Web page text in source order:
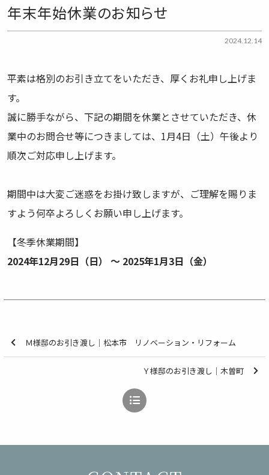
年末年始休業のお知らせ
2024.12.14
平素は格別のお引き立てをいただき、厚くお礼申し上げま
す。
誠に勝手ながら、下記の期間を休業とさせていただき、休
業中のお問合せ等につきましては、1月4日（土）午後より
順次ご対応申し上げます。
期間中は大変ご迷惑をお掛け致しますが、ご理解を賜りま
すよう何卒よろしくお願い申し上げます。
【冬季休業期間】
2024年12月29日（日） ～ 2025年1月3日（金）
Ｍ様邸のお引き渡し｜松本市 リノベーション・リフォーム
Ｙ様邸のお引き渡し｜木曽町